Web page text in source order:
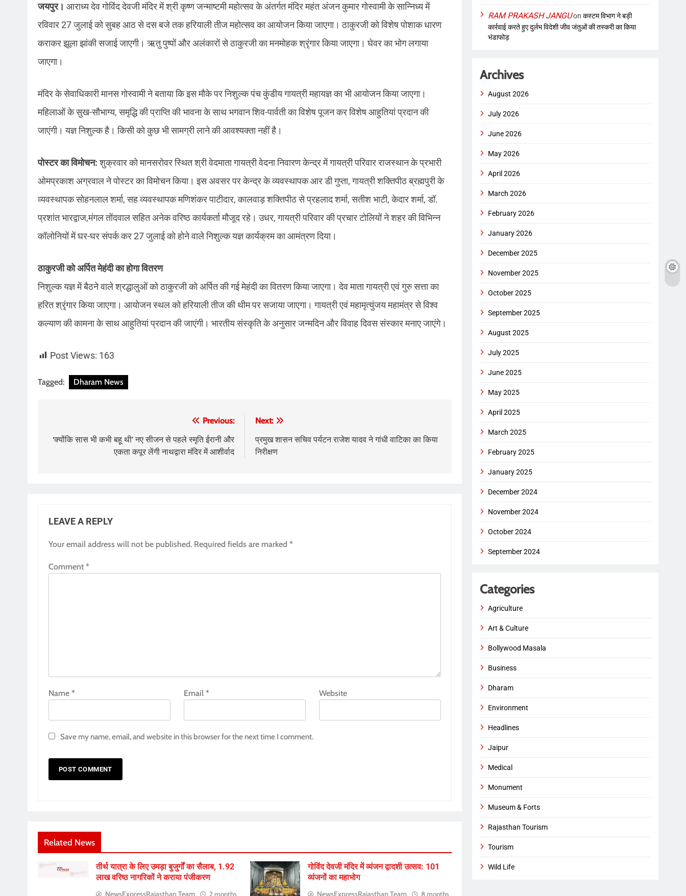
जयपुर। आराध्य देव गोविंद देवजी मंदिर में श्री कृष्ण जन्माष्टमी महोत्सव के अंतर्गत मंदिर महंत अंजन कुमार गोस्वामी के सान्निध्य में
रविवार 27 जुलाई को सुबह आठ से दस बजे तक हरियाली तीज महोत्सव का आयोजन किया जाएगा। ठाकुरजी को विशेष पोशाक धारण
कराकर झूला झांकी सजाई जाएगी। ऋतु पुष्पों और अलंकारों से ठाकुरजी का मनमोहक श्रृंगार किया जाएगा। घेवर का भोग लगाया
जाएगा।
मंदिर के सेवाधिकारी मानस गोस्वामी ने बताया कि इस मौके पर निशुल्क पंच कुंडीय गायत्री महायज्ञ का भी आयोजन किया जाएगा।
महिलाओं के सुख-सौभाग्य, समृद्धि की प्राप्ति की भावना के साथ भगवान शिव-पार्वती का विशेष पूजन कर विशेष आहुतियां प्रदान की
जाएंगी। यज्ञ निशुल्क है। किसी को कुछ भी सामग्री लाने की आवश्यक्ता नहीं है।
पोस्टर का विमोचन:शुक्रवार को मानसरोवर स्थित श्री वेदमाता गायत्री वेदना निवारण केन्द्र में गायत्री परिवार राजस्थान के प्रभारी
ओमप्रकाश अग्रवाल ने पोस्टर का विमोचन किया। इस अवसर पर केन्द्र के व्यवस्थापक आर डी गुप्ता, गायत्री शक्तिपीठ ब्रह्मपुरी के
व्यवस्थापक सोहनलाल शर्मा, सह व्यवस्थापक मणिशंकर पाटीदार, कालवाड़ शक्तिपीठ से प्रहलाद शर्मा, सतीश भाटी, केदार शर्मा, डॉ.
प्रशांत भारद्वाज,मंगल तोंदवाल सहित अनेक वरिष्ठ कार्यकर्ता मौजूद रहे। उधर, गायत्री परिवार की प्रचार टोलियों ने शहर की विभिन्न
कॉलोनियों में घर-घर संपर्क कर 27 जुलाई को होने वाले निशुल्क यज्ञ कार्यक्रम का आमंत्रण दिया।
ठाकुरजी को अर्पित मेहंदी का होगा वितरण
निशुल्क यज्ञ में बैठने वाले श्रद्धालुओं को ठाकुरजी को अर्पित की गई मेहंदी का वितरण किया जाएगा। देव माता गायत्री एवं गुरु सत्ता का
हरित श्रृंगार किया जाएगा। आयोजन स्थल को हरियाली तीज की थीम पर सजाया जाएगा। गायत्री एवं महामृत्युंजय महामंत्र से विश्व
कल्याण की कामना के साथ आहुतियां प्रदान की जाएंगी। भारतीय संस्कृति के अनुसार जन्मदिन और विवाह दिवस संस्कार मनाए जाएंगे।
Post Views: 163
Tagged: Dharam News
navigation
Previous:
‘क्योंकि सास भी कभी बहू थी’ नए सीजन से पहले स्मृति ईरानी और
एकता कपूर लेंगी नाथद्वारा मंदिर में आशीर्वाद
Next:
प्रमुख शासन सचिव पर्यटन राजेश यादव ने गांधी वाटिका का किया
निरीक्षण
LEAVE A REPLY
Your email address will not be published. Required fields are marked *
Comment *
Name * Email* Website
Save my name, email, and website in this browser for the next time I comment.
Related News
तीर्थ यात्रा के लिए उमड़ा बुजुर्गों का सैलाब, 1.92
लाख वरिष्ठ नागरिकों ने कराया पंजीकरण
NewsExpressRajasthan Team 2 months
गोविंद देवजी मंदिर में व्यंजन द्वादशी उत्सव: 101
व्यंजनों का महाभोग
NewsExpressRajasthan Team 8 months
RAM PRAKASH JANGUonकस्टम विभाग ने बड़ी
कार्रवाई करते हुए दुर्लभ विदेशी जीव जंतुओं की तस्करी का किया
भंडाफोड़
Archives
August 2026
July 2026
June 2026
May 2026
April 2026
March 2026
February 2026
January 2026
December 2025
November 2025
October 2025
September 2025
August 2025
July 2025
June 2025
May 2025
April 2025
March 2025
February 2025
January 2025
December 2024
November 2024
October 2024
September 2024
Categories
Agriculture
Art & Culture
Bollywood Masala
Business
Dharam
Environment
Headlines
Jaipur
Medical
Monument
Museum & Forts
Rajasthan Tourism
Tourism
Wild Life